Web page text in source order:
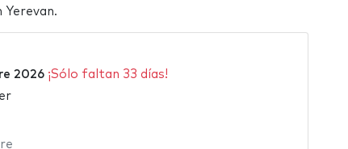
Yerevan.
2026 ¡Sólo faltan 33 días!